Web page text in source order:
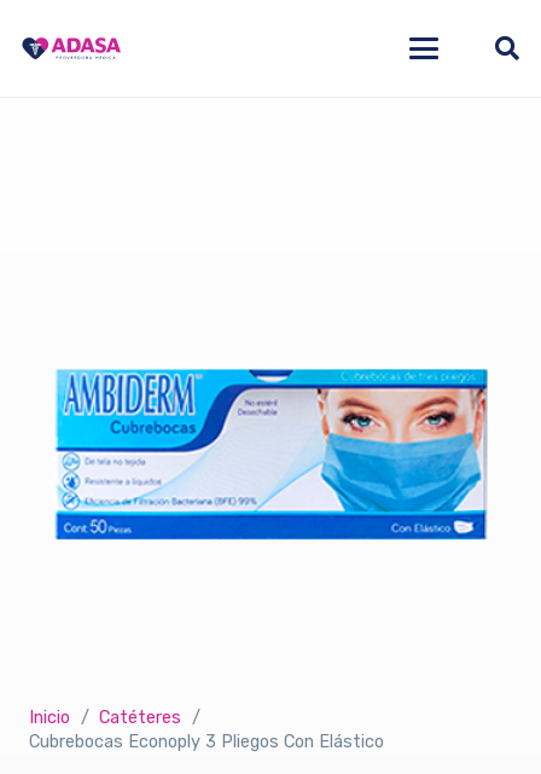
Inicio / Catéteres /
Cubrebocas Econoply 3 Pliegos Con Elástico